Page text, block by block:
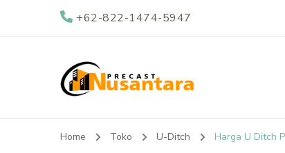
+62-822-1474-5947
Nusantara
Home Toko U-Ditch Harga U Ditch